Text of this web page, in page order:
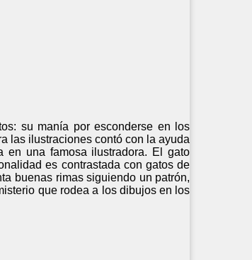
su manía por esconderse en los
las ilustraciones contó con la ayuda
una famosa ilustradora. El gato
es contrastada con gatos de
buenas rimas siguiendo un patrón,
que rodea a los dibujos en los